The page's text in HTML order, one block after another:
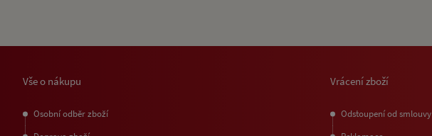
Vše o nákupu
Osobní odběr zboží
Vrácení zboží
Odstoupení od smlouvy